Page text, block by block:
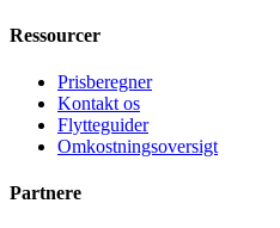
Ressourcer
Prisberegner
Kontakt os
Flytteguider
Omkostningsoversigt
Partnere